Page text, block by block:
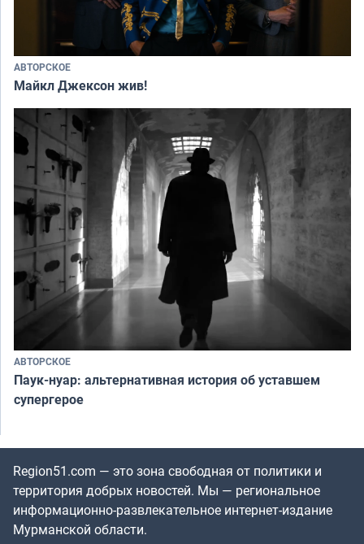
АВТОРСКОЕ
Майкл Джексон жив!
АВТОРСКОЕ
Паук-нуар: альтернативная история об уставшем
супергерое
Region51.com — это зона свободная от политики и
территория добрых новостей. Мы — региональное
информационно-развлекательное интернет-издание
Мурманской области.